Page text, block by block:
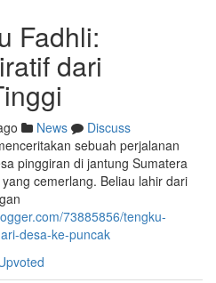
Fadhli:
dari
News
Discuss
sebuah perjalanan
pinggiran di jantung Sumatera
cemerlang. Beliau lahir dari
73885856/tengku-
desa-ke-puncak